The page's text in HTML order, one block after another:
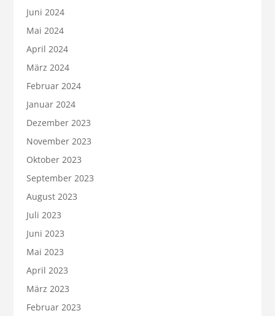
Juni 2024
Mai 2024
April 2024
März 2024
Februar 2024
Januar 2024
Dezember 2023
November 2023
Oktober 2023
September 2023
August 2023
Juli 2023
Juni 2023
Mai 2023
April 2023
März 2023
Februar 2023